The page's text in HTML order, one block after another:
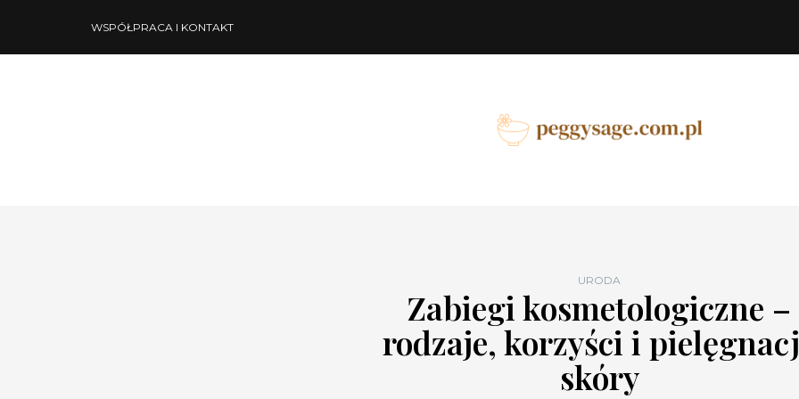
WSPÓŁPRACA I KONTAKT
URODA
Zabiegi kosmetologiczne –
rodzaje, korzyści i
skóry